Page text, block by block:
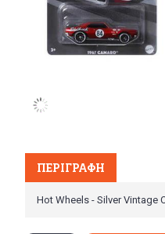
ΠΕΡΙΓΡΑΦΉ
Hot Wheels - Silver Vintage